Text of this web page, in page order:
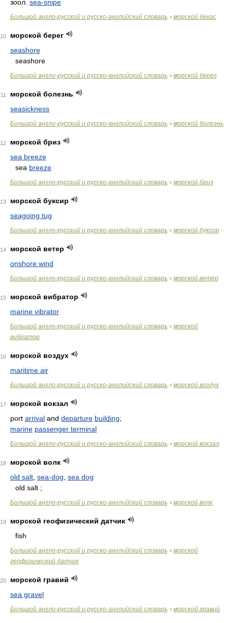
зоол. sea-snipe
Большой англо-русский и русско-английский словарь > морской бекас
10
морской берег
seashore
seashore
Большой англо-русский и русско-английский словарь > морской берег
11
морской болезнь
seasickness
Большой англо-русский и русско-английский словарь > морской болезнь
12
морской бриз
sea breeze
sea breeze
Большой англо-русский и русско-английский словарь > морской бриз
13
морской буксир
seagoing tug
Большой англо-русский и русско-английский словарь > морской буксир
14
морской ветер
onshore wind
Большой англо-русский и русско-английский словарь > морской ветер
15
морской вибратор
marine vibrator
Большой англо-русский и русско-английский словарь > морской
вибратор
16
морской воздух
maritime air
Большой англо-русский и русско-английский словарь > морской воздух
17
морской вокзал
port arrival and departure building;
marine passenger terminal
Большой англо-русский и русско-английский словарь > морской вокзал
18
морской волк
old salt sea-dog sea dog
old salt ;
Большой англо-русский и русско-английский словарь > морской волк
19
морской геофизический датчик
fish
Большой англо-русский и русско-английский словарь > морской
геофизический датчик
20
морской гравий
sea gravel
Большой англо-русский и русско-английский словарь > морской гравий